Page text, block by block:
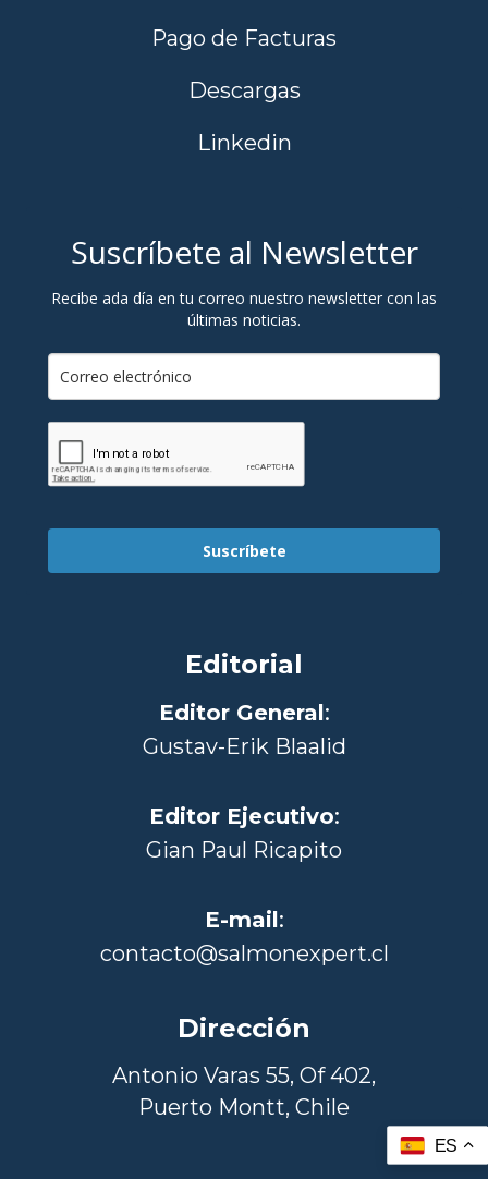
Pago de Facturas
Descargas
Linkedin
Suscríbete al Newsletter
Recibe ada día en tu correo nuestro newsletter con las
últimas noticias.
Suscríbete
Editorial
Editor General :
Gustav-Erik Blaalid
Editor Ejecutivo:
Gian Paul Ricapito
E-mail :
contacto@salmonexpert.cl
Dirección
Antonio Varas 55, Of 402,
Puerto Montt, Chile
ES